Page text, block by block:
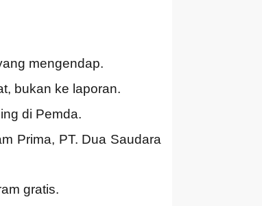
mengendap.
bukan ke laporan.
di Pemda.
Prima, PT. Dua Saudara
gratis.